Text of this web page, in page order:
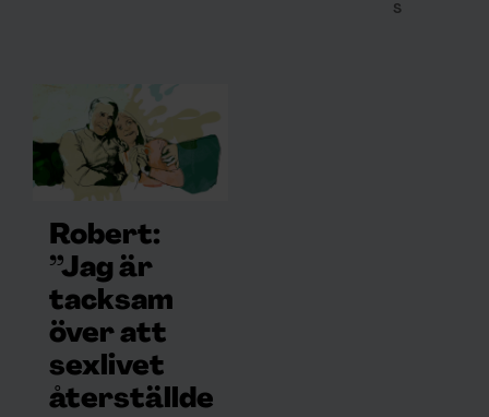
S
Robert:
”Jag är
tacksam
över att
sexlivet
återställde